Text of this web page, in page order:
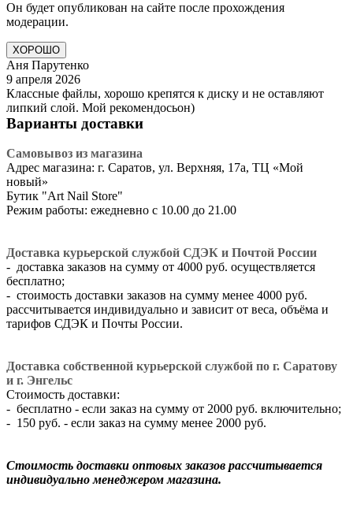
Он будет опубликован на сайте после прохождения
модерации.
ХОРОШО
Аня Парутенко
9 апреля 2026
Классные файлы, хорошо крепятся к диску и не оставляют
липкий слой. Мой рекомендосьон)
Варианты доставки
Самовывоз из магазина
Адрес магазина: г. Саратов, ул. Верхняя, 17а, ТЦ «Мой
новый»
​Бутик "Art Nail Store"
Режим работы: ежедневно с 10.00 до 21.00
Доставка курьерской службой СДЭК и Почтой России
- доставка заказов на сумму от 4000 руб. осуществляется
бесплатно;
- стоимость доставки заказов на сумму менее 4000 руб.
рассчитывается индивидуально и зависит от веса, объёма и
тарифов СДЭК и Почты России.
Доставка собственной курьерской службой по г. Саратову
и г. Энгельс
Стоимость доставки:
- бесплатно - если заказ на сумму от 2000 руб. включительно;
- 150 руб. - если заказ на сумму менее 2000 руб.
Стоимость доставки оптовых заказов рассчитывается
индивидуально менеджером магазина.